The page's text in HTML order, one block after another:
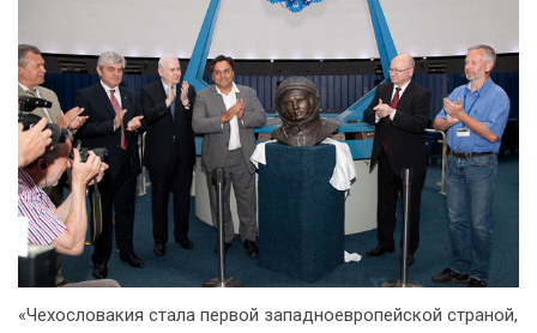
«Чехословакия стала первой западноевропейской страной,